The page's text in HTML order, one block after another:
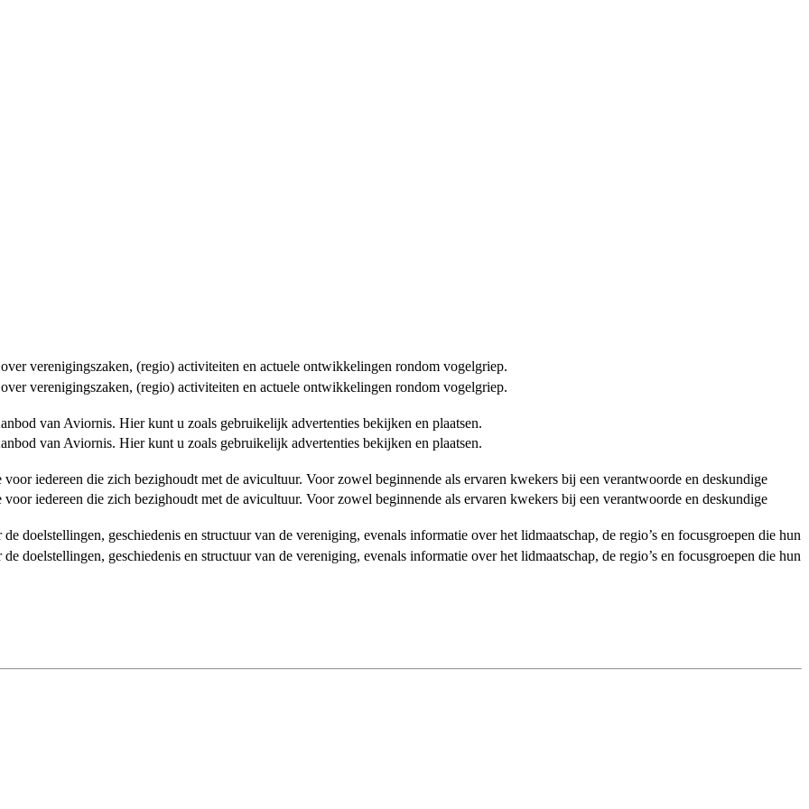
verenigingszaken, (regio) activiteiten en actuele ontwikkelingen rondom vogelgriep.
verenigingszaken, (regio) activiteiten en actuele ontwikkelingen rondom vogelgriep.
van Aviornis. Hier kunt u zoals gebruikelijk advertenties bekijken en plaatsen.
van Aviornis. Hier kunt u zoals gebruikelijk advertenties bekijken en plaatsen.
iedereen die zich bezighoudt met de avicultuur. Voor zowel beginnende als ervaren kwekers bij een verantwoorde en deskundige
iedereen die zich bezighoudt met de avicultuur. Voor zowel beginnende als ervaren kwekers bij een verantwoorde en deskundige
doelstellingen, geschiedenis en structuur van de vereniging, evenals informatie over het lidmaatschap, de regio’s en focusgroepen die hun
doelstellingen, geschiedenis en structuur van de vereniging, evenals informatie over het lidmaatschap, de regio’s en focusgroepen die hun